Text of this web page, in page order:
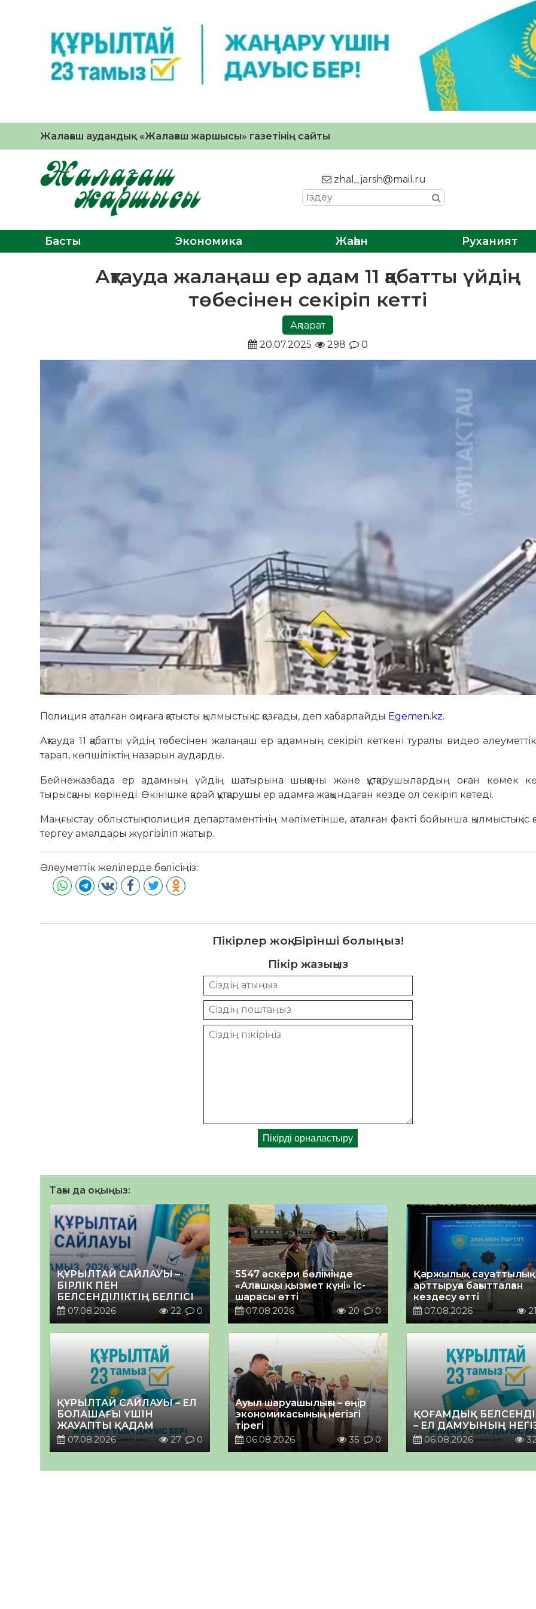
Жалағаш аудандық «Жалағаш жаршысы» газетінің сайты
zhal_jarsh@mail.ru
Басты Экономика Жаһан Руханият
Ақтауда жалаңаш ер адам 11 қабатты үйдің
төбесінен секіріп кетті
Ақпарат
20.07.2025
298 0
Полиция аталған оқиғаға қатысты қылмыстық іс қозғады, деп хабарлайды Egemen.kz.
Ақтауда 11 қабатты үйдің төбесінен жалаңаш ер адамның секіріп кеткені туралы видео
тарап, көпшіліктің назарын аударды.
Бейнежазбада ер адамның үйдің шатырына шыққаны және құтқарушылардың оған көмек
тырысқаны көрінеді. Өкінішке қарай құтқарушы ер адамға жақындаған кезде ол секіріп кетеді.
Маңғыстау облыстық полиция департаментінің мәліметінше, аталған факті бойынша қылмыстық іс
тергеу амалдары жүргізіліп жатыр.
Әлеуметтік желілерде бөлісіңіз:
Пікірлер жоқ. Бірінші болыңыз!
Пікір жазыңыз
Тағы да оқыңыз:
ҚҰРЫЛТАЙ САЙЛАУЫ –
БІРЛІК ПЕН
БЕЛСЕНДІЛІКТІҢ БЕЛГІСІ
07.08.2026
22 0
5547 әскери бөлімінде
«Алғашқы қызмет күні» іс-
шарасы өтті
07.08.2026
20 0
Қаржылық
арттыруға бағытталған
кездесу өтті
07.08.2026
ҚҰРЫЛТАЙ САЙЛАУЫ – ЕЛ
БОЛАШАҒЫ ҮШІН
ЖАУАПТЫ ҚАДАМ
07.08.2026
27 0
Ауыл шаруашылығы – өңір
экономикасының негізгі
тірегі
06.08.2026
35 0
ҚОҒАМДЫҚ
– ЕЛ ДАМУЫНЫҢ
06.08.2026